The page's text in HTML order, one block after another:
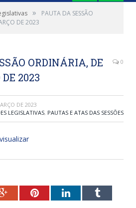
»
PAUTA DA SESSÃO
DE 2023
ORDINÁRIA, DE
2023
0
DE 2023
LEGISLATIVAS, PAUTAS E ATAS DAS SESSÕES
Google+PinterestLinkedInTumblr